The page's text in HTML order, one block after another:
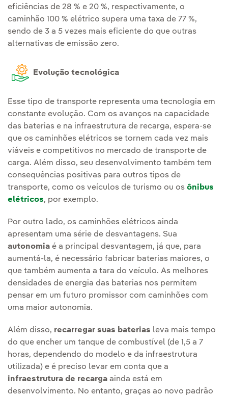
eficiências de 28 % e 20 %, respectivamente, o
caminhão 100 % elétrico supera uma taxa de 77 %,
sendo de 3 a 5 vezes mais eficiente do que outras
alternativas de emissão zero.
Evolução tecnológica
Esse tipo de transporte representa uma tecnologia em
constante evolução. Com os avanços na capacidade
das baterias e na infraestrutura de recarga, espera-se
que os caminhões elétricos se tornem cada vez mais
viáveis e competitivos no mercado de transporte de
carga. Além disso, seu desenvolvimento também tem
consequências positivas para outros tipos de
transporte, como os veículos de turismo ou os ônibus
elétricos, por exemplo.
Por outro lado, os caminhões elétricos ainda
apresentam uma série de desvantagens. Sua
autonomia é a principal desvantagem, já que, para
aumentá-la, é necessário fabricar baterias maiores, o
que também aumenta a tara do veículo. As melhores
densidades de energia das baterias nos permitem
pensar em um futuro promissor com caminhões com
uma maior autonomia.
Além disso, recarregar suas baterias leva mais tempo
do que encher um tanque de combustível (de 1,5 a 7
horas, dependendo do modelo e da infraestrutura
utilizada) e é preciso levar em conta que a
infraestrutura de recarga ainda está em
desenvolvimento. No entanto, graças ao novo padrão